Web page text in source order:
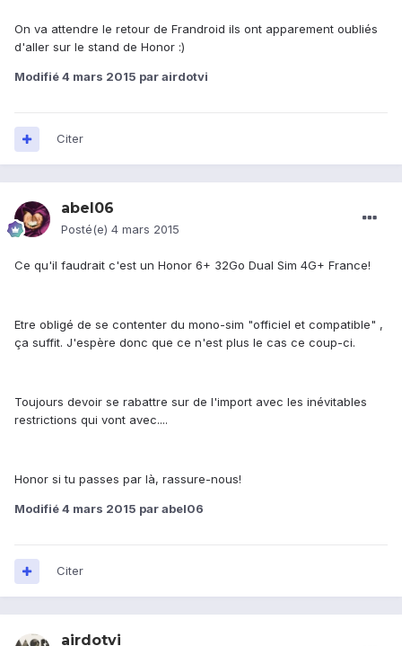
On va attendre le retour de Frandroid ils ont apparement oubliés
d'aller sur le stand de Honor :)
Modifié4 mars 2015 par airdotvi
Citer
abel06
Posté(e) 4 mars 2015
Ce qu'il faudrait c'est un Honor 6+ 32Go Dual Sim 4G+ France!
Etre obligé de se contenter du mono-sim "officiel et compatible" ,
ça suffit. J'espère donc que ce n'est plus le cas ce coup-ci.
Toujours devoir se rabattre sur de l'import avec les inévitables
restrictions qui vont avec....
Honor si tu passes par là, rassure-nous!
Modifié4 mars 2015 par abel06
Citer
airdotvi